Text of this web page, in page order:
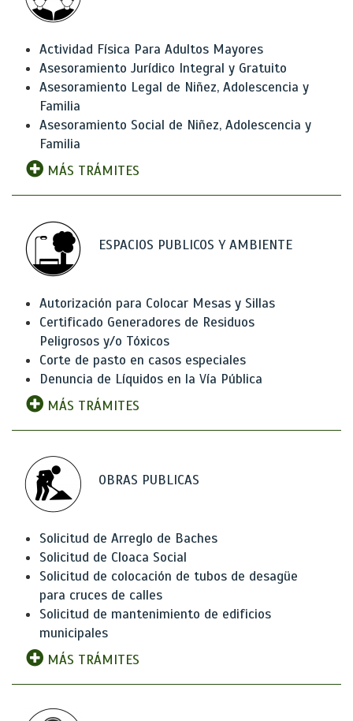
Actividad Física Para Adultos Mayores
Asesoramiento Jurídico Integral y Gratuito
Asesoramiento Legal de Niñez, Adolescencia y
Familia
Asesoramiento Social de Niñez, Adolescencia y
Familia
MÁS TRÁMITES
ESPACIOS PUBLICOS Y AMBIENTE
Autorización para Colocar Mesas y Sillas
Certificado Generadores de Residuos
Peligrosos y/o Tóxicos
Corte de pasto en casos especiales
Denuncia de Líquidos en la Vía Pública
MÁS TRÁMITES
OBRAS PUBLICAS
Solicitud de Arreglo de Baches
Solicitud de Cloaca Social
Solicitud de colocación de tubos de desagüe
para cruces de calles
Solicitud de mantenimiento de edificios
municipales
MÁS TRÁMITES